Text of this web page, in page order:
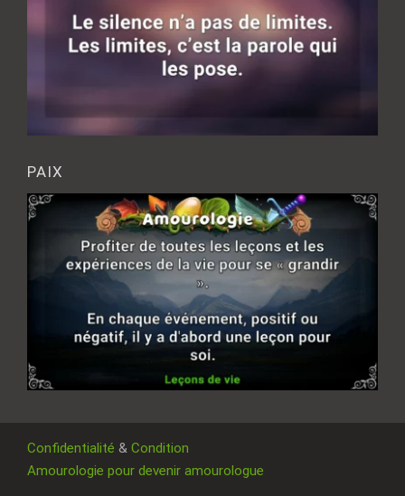
PAIX
Confidentialité & Condition
Amourologie pour devenir amourologue